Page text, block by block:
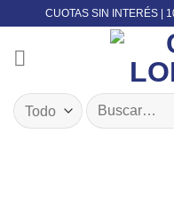
content
CUOTAS SIN INTERÉS |
Buscar
por: